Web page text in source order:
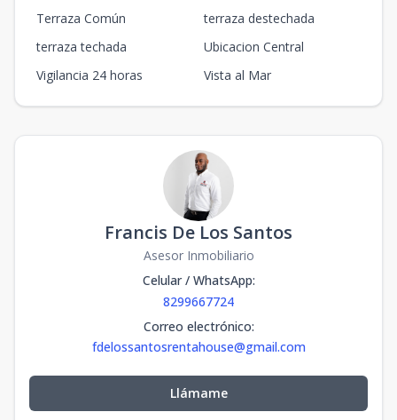
Terraza Común
terraza destechada
terraza techada
Ubicacion Central
Vigilancia 24 horas
Vista al Mar
Francis De Los Santos
Asesor Inmobiliario
Celular / WhatsApp:
8299667724
Correo electrónico:
fdelossantosrentahouse@gmail.com
Llámame